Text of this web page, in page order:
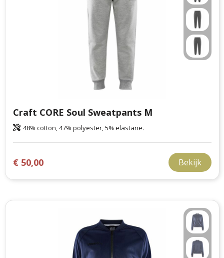
Craft CORE Soul Sweatpants M
48% cotton, 47% polyester, 5% elastane.
€ 50,00 Bekijk